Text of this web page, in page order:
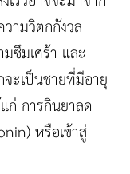
ามวิตกกังวล
ซึมเศร้า และ
ะเป็นชายที่มีอายุ
การกินยาลด
หรือเข้าสู่